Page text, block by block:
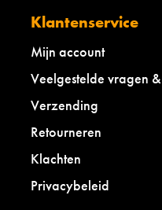
Klantenservice
Mijn account
Veelgestelde vragen
Verzending
Retourneren
Klachten
Privacybeleid